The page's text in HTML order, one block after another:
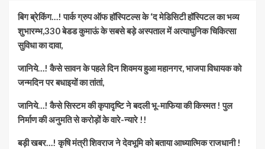
बिग ब्रेकिंग…! पार्क ग्रुप ऑफ हॉस्पिटल्स के ‘द मेडिसिटी हॉस्पिटल का भव्य
शुभारम्भ,330 बेडड कुमाऊं के सबसे बड़े अस्पताल में अत्याधुनिक चिकित्सा
सुविधा का दावा,
जानिये…! कैसे सावन के पहले दिन शिवमय हुआ महानगर, भाजपा विधायक को
जन्मदिन पर बधाइयों का तांतां,
जानिये…! कैसे सिस्टम की कृपादृष्टि ने बदली भू-माफिया की किस्मत ! पुल
निर्माण की अनुमति से करोड़ों के वारे-न्यारे !!
बड़ी खबर…! कृषि मंत्री शिवराज ने देवभूमि को बताया आध्यात्मिक राजधानी !